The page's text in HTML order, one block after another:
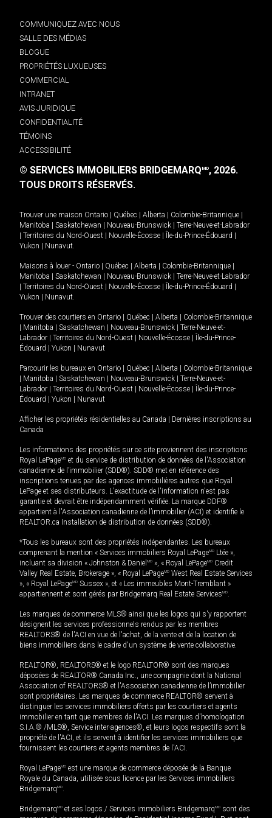
COMMUNIQUEZ AVEC NOUS
SALLE DES MÉDIAS
BLOGUE
PROPRIÉTÉS LUXUEUSES
COMMERCIAL
INTRANET
AVIS JURIDIQUE
CONFIDENTIALITÉ
TÉMOINS
ACCESSIBILITÉ
© SERVICES IMMOBILIERS BRIDGEMARQMD, 2026.
TOUS DROITS RÉSERVÉS.
Trouver une maison Ontario Québec Alberta Colombie-Britannique
Manitoba
Saskatchewan Nouveau-Brunswick
Terre-Neuve-et-Labrador
Territoires du Nord-Ouest Nouvelle-Écosse Île-du-Prince-Édouard
Yukon
Nunavut.
Maisons à louer - Ontario Québec Alberta Colombie-Britannique
Manitoba
Saskatchewan Nouveau-Brunswick
Terre-Neuve-et-Labrador
Territoires du Nord-Ouest Nouvelle-Écosse Île-du-Prince-Édouard
Yukon
Nunavut.
Trouver des courtiers en Ontario Québec Alberta
Colombie-Britannique
Manitoba Saskatchewan Nouveau-Brunswick
Terre-Neuve-et-
Labrador
Territoires du Nord-Ouest Nouvelle-Écosse
Île-du-Prince-
Édouard
Yukon Nunavut
Parcourir les bureaux en Ontario Québec Alberta
Colombie-Britannique
Manitoba Saskatchewan Nouveau-Brunswick
Terre-Neuve-et-
Labrador
Territoires du Nord-Ouest Nouvelle-Écosse
Île-du-Prince-
Édouard
Yukon Nunavut
Afficher les propriétés résidentielles au Canada
Dernières inscriptions au
Canada
Les informations des propriétés sur ce site proviennent des inscriptions
Royal LePageMD et du service de distribution de données de l'Association
canadienne de l’immobilier (SDD®). SDD® met en référence des
inscriptions tenues par des agences immobilières autres que Royal
LePage et ses distributeurs. L'exactitude de l'information n'est pas
garantie et devrait être indépendamment vérifiée. La marque DDF®
appartient à l'Association canadienne de l’immobilier (ACI) et identifie le
REALTOR.ca Installation de distribution de données (SDD®).
*Tous les bureaux sont des propriétés indépendantes. Les bureaux
comprenant la mention « Services immobiliers Royal LePageMD Ltée »,
incluant sa division « Johnston & Daniel MD », « Royal LePageMD Credit
Valley Real Estate, Brokerage », « Royal LePageMD West Real Estate Services
», « Royal LePageMD Sussex », et « Les immeubles Mont-Tremblant »
appartiennent et sont gérés par Bridgemarq Real Estate ServicesMD.
Les marques de commerce MLS® ainsi que les logos qui s'y rapportent
désignent les services professionnels rendus par les membres
REALTORS® de l'ACI en vue de l'achat, de la vente et de la location de
biens immobiliers dans le cadre d'un système de vente collaborative.
REALTOR®, REALTORS® et le logo REALTOR® sont des marques
déposées de REALTOR® Canada Inc., une compagnie dont la National
Association of REALTORS® et l'Association canadienne de l’immobilier
sont propriétaires. Les marques de commerce REALTOR® servent à
distinguer les services immobiliers offerts par les courtiers et agents
immobilier en tant que membres de l'ACI. Les marques d'homologation
S.I.A.® /MLS®, Service inter-agences®, et leurs logos respectifs sont la
propriété de l'ACI, et ils servent à identifier les services immobiliers que
fournissent les courtiers et agents membres de l'ACI.
Royal LePageMD est une marque de commerce déposée de la Banque
Royale du Canada, utilisée sous licence par les Services immobiliers
BridgemarqMD.
BridgemarqMD et ses logos / Services immobiliers BridgemarqMD sont des